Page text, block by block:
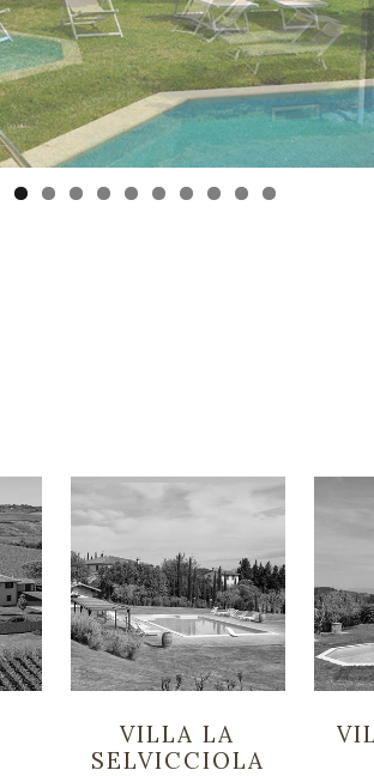
VILLA LA
SELVICCIOLA